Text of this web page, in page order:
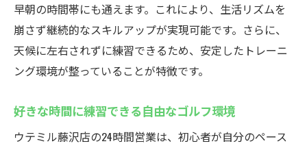
早朝の時間帯にも通えます。これにより、生活リズムを
崩さず継続的なスキルアップが実現可能です。さらに、
天候に左右されずに練習できるため、安定したトレーニ
ング環境が整っていることが特徴です。
好きな時間に練習できる自由なゴルフ環境
ウテミル藤沢店の24時間営業は、初心者が自分のペース